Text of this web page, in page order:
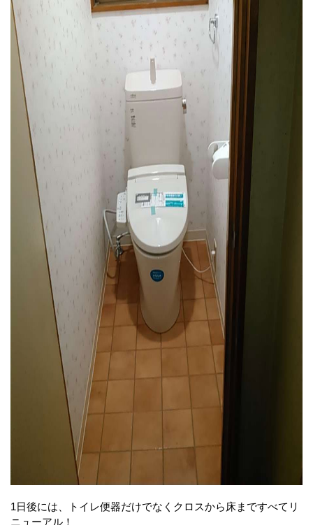
1日後には、トイレ便器だけでなくクロスから床まですべてリ
ニューアル！